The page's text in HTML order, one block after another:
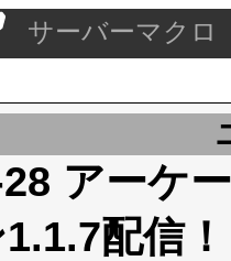
サーバーマクロ
28 アーケ
配信！